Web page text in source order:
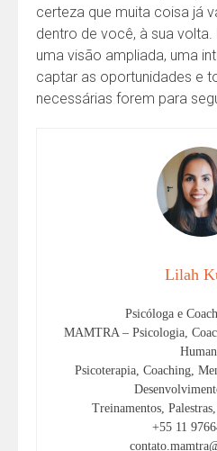
certeza que muita coisa já
dentro de você, à sua
uma visão ampliada, uma
captar as oportunidades e
necessárias forem para
Lilah
Psicóloga e
MAMTRA – Psicologia,
Psicoterapia, Coaching,
Treinamentos,
+55 11